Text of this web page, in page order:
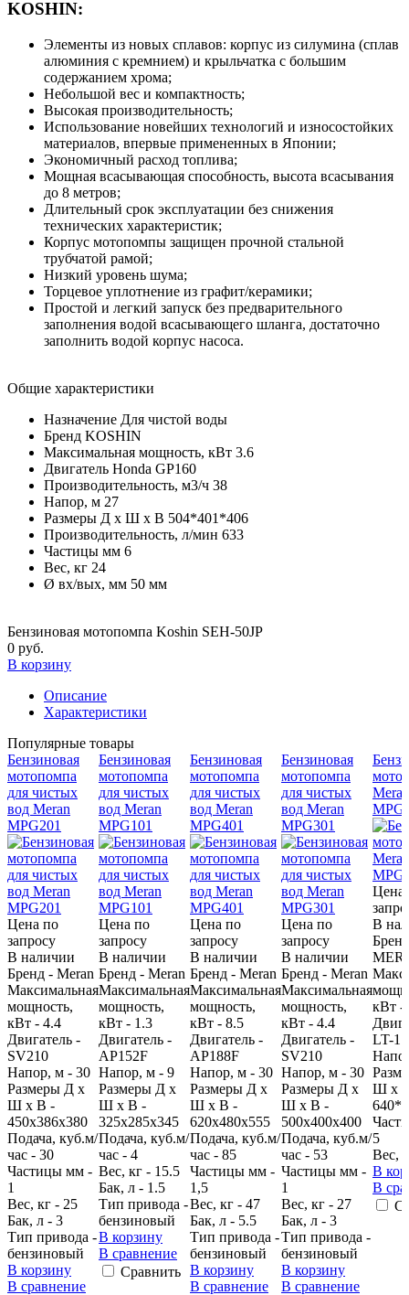
KOSHIN:
Элементы из новых сплавов: корпус из силумина (сплав
алюминия с кремнием) и крыльчатка с большим
содержанием хрома;
Небольшой вес и компактность;
Высокая производительность;
Использование новейших технологий и износостойких
материалов, впервые примененных в Японии;
Экономичный расход топлива;
Мощная всасывающая способность, высота всасывания
до 8 метров;
Длительный срок эксплуатации без снижения
технических характеристик;
Корпус мотопомпы защищен прочной стальной
трубчатой рамой;
Низкий уровень шума;
Торцевое уплотнение из графит/керамики;
Простой и легкий запуск без предварительного
заполнения водой всасывающего шланга, достаточно
заполнить водой корпус насоса.
Общие характеристики
Назначение Для чистой воды
Бренд KOSHIN
Максимальная мощность, кВт 3.6
Двигатель Honda GP160
Производительность, м3/ч 38
Напор, м 27
Размеры Д х Ш х В 504*401*406
Производительность, л/мин 633
Частицы мм 6
Вес, кг 24
Ø вх/вых, мм 50 мм
Бензиновая мотопомпа Koshin SEH-50JP
0 руб.
В корзину
Описание
Характеристики
Популярные товары
Бензиновая
мотопомпа
для чистых
вод Meran
MPG201
Цена по
запросу
В наличии
Бренд - Meran
Максимальная
мощность,
кВт - 4.4
Двигатель -
SV210
Напор, м - 30
Размеры Д х
Ш х В -
450х386х380
Подача, куб.м/
час - 30
Частицы мм -
1
Вес, кг - 25
Бак, л - 3
Тип привода -
бензиновый
В корзину
В сравнение
Бензиновая
мотопомпа
для чистых
вод Meran
MPG101
Цена по
запросу
В наличии
Бренд - Meran
Максимальная
мощность,
кВт - 1.3
Двигатель -
AP152F
Напор, м - 9
Размеры Д х
Ш х В -
325x285x345
Подача, куб.м/
час - 4
Вес, кг - 15.5
Бак, л - 1.5
Тип привода -
бензиновый
В корзину
В сравнение
Сравнить
Бензиновая
мотопомпа
для чистых
вод Meran
MPG401
Цена по
запросу
В наличии
Бренд - Meran
Максимальная
мощность,
кВт - 8.5
Двигатель -
AP188F
Напор, м - 30
Размеры Д х
Ш х В -
620х480х555
Подача, куб.м/
час - 85
Частицы мм -
1,5
Вес, кг - 47
Бак, л - 5.5
Тип привода -
бензиновый
В корзину
В сравнение
Бензиновая
мотопомпа
для чистых
вод Meran
MPG301
Цена по
запросу
В наличии
Бренд - Meran
Максимальная
мощность,
кВт - 4.4
Двигатель -
SV210
Напор, м - 30
Размеры Д х
Ш х В -
500х400х400
Подача, куб.м/
час - 53
Частицы мм -
1
Вес, кг - 27
Бак, л - 3
Тип привода -
бензиновый
В корзину
В сравнение
Meran
Цена
В
кВт -
LT-
Ш х
5
Вес,
В
В